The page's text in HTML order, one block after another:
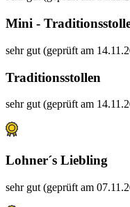
Mini -
sehr gut (geprüft am
Traditionsstollen
sehr gut (geprüft am
Lohner´s Liebling
sehr gut (geprüft am